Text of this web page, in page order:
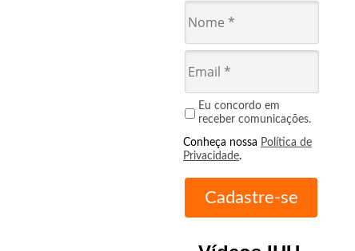
Eu concordo em
receber comunicações.
Conheça nossa Política de
Privacidade.